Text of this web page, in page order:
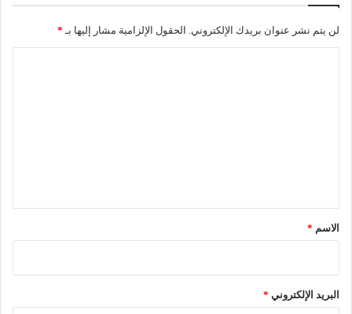
ظ
ص
د
ي
لن يتم نشر عنوان بريدك الإلكتروني. الحقول الإلزامية مشار إليها بـ *
*الاسم *
البريد الإلكتروني *